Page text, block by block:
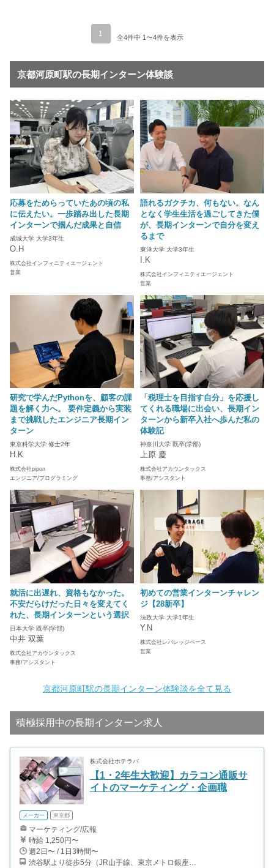
1 全4件中 1〜4件を表示
京都河原町駅の長期インターン体験談
応募をためらっていたあの頃の私
に伝えたい。一歩踏み出した長期
インターンで掴んだ成果と自信
成城大学 大学3年生
O.H
株式会社インフィニティエージェント
営業
語れるガクチカ、何もない。なん
となく学生生活を過ごしてきた僕
が、長期インターンで自分を変え
るまで
東洋大学 大学3年生
I.K
株式会社インフィニティエージェント
営業
研究で学んだPythonを、顧客の課
題を解く力へ。 要件定義から実装
まで挑戦したエンジニア長期イン
ターン
東京科学大学 修士2年
H.K
株式会社pipon
エンジニア/プログラミング
「税理士を目指す自分」を応援し
てくれる職場に出会い、長期イン
ターンから新卒入社へ歩んだ私の
体験記
神奈川大学 既卒(学部)
上原 慶
株式会社アカウンタックス
事務/アシスタント
就活に出遅れ、資格もなかった。
不安だらけだった日々を変えてく
れた、長期インターンという選択
日本大学 既卒(学部)
中井 双葉
株式会社アカウンタックス
事務/アシスタント
初めての営業インターンチャレン
ジ【28新卒】
法政大学 大学1年生
Y.N
株式会社レバレッジベース
営業
京都河原町駅の長期インターン体験談を全て見る
積極採用中の長期インターン求人
株式会社ホテラバ
【1・2年生大歓迎】カラコン通販サ
イトのマーケティング・企画職
メーカー 東京都
マーケティング/広報
時給 1,250円〜
週2日〜 / 1日3時間〜
渋谷駅より徒歩5分（JR山手線、東京メトロ銀座・半蔵門・副都心線）